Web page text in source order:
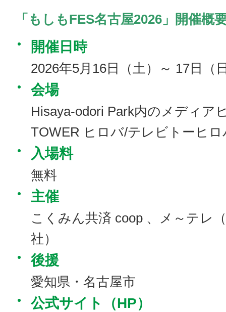
「もしもFES名古屋2026」開催概
開催日時
2026年5月16日（土）～ 17日（
会場
Hisaya-odori Park内のメディア
TOWER ヒロバ/テレビトーヒロ
入場料
無料
主催
こくみん共済 coop 、メ～テレ
社）
後援
愛知県・名古屋市
公式サイト（HP）